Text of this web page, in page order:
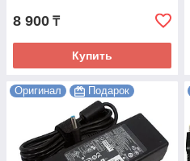
8 900 ₸
Купить
Оригинал Подарок